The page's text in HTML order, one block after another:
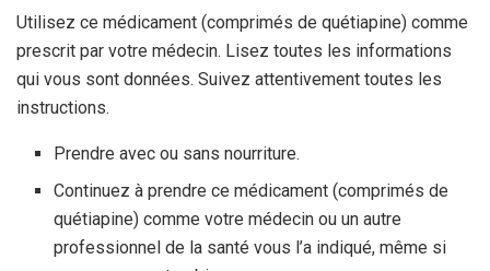
Utilisez ce médicament (comprimés de quétiapine) comme
prescrit par votre médecin. Lisez toutes les informations
qui vous sont données. Suivez attentivement toutes les
instructions.
Prendre avec ou sans nourriture.
Continuez à prendre ce médicament (comprimés de
quétiapine) comme votre médecin ou un autre
professionnel de la santé vous l’a indiqué, même si